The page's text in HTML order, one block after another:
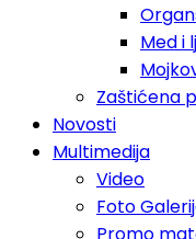
Med i
Zaštićena
Novosti
Multimedija
Video
Foto
Promo